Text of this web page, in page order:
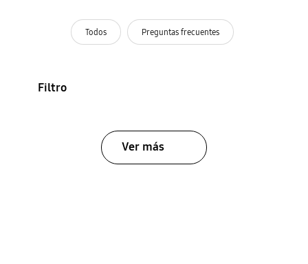
Todos Preguntas frecuentes
Filtro
Ver más